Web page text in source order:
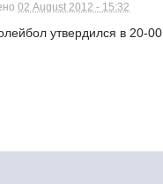
02 August 2012 - 15:32
утвердился в 20-00